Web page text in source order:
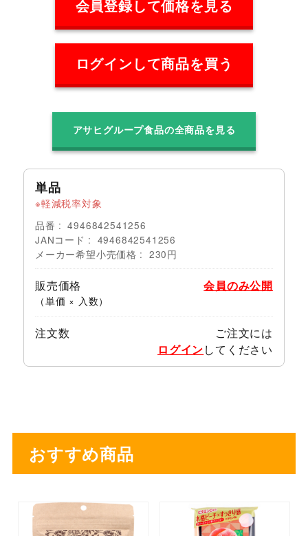
会員登録して価格を見る
ログインして商品を買う
アサヒグループ食品の全商品を見る
単品
軽減税率対象
品番
4946842541256
JANコード
4946842541256
メーカー希望小売価格
230円
販売価格
（単価 × 入数）
会員のみ公開
注文数
ご注文には
ログインしてください
おすすめ商品